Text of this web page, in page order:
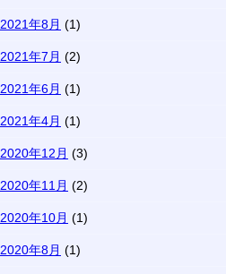
2021年8月 (1)
2021年7月 (2)
2021年6月 (1)
2021年4月 (1)
2020年12月 (3)
2020年11月 (2)
2020年10月 (1)
2020年8月 (1)